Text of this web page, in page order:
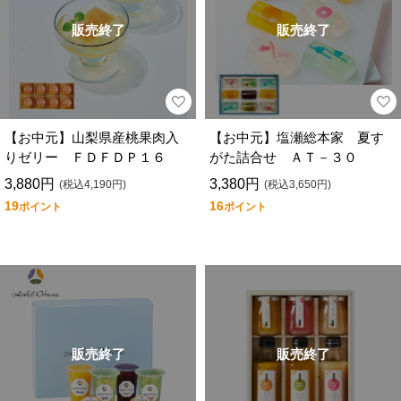
販売終了
【お中元】山梨県産桃果肉入
りゼリー ＦＤＦＤＰ１６
3,880円 (税込4,190円)
19ポイント
販売終了
【お中元】塩瀬総本家 夏す
がた詰合せ ＡＴ－３０
3,380円 (税込3,650円)
16ポイント
販売終了 販売終了